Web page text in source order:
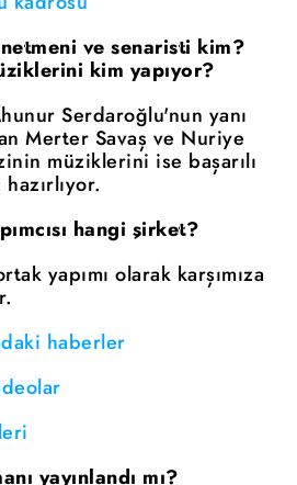
ve senaristi kim?
kim yapıyor?
Serdaroğlu'nun yanı
Merter Savaş ve Nuriye
müziklerini ise başarılı
hangi şirket?
yapımı olarak karşımıza
haberler
yayınlandı mı?